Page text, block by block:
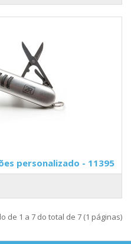
personalizado - 11395
de 1 a 7 do total de 7 (1 páginas)